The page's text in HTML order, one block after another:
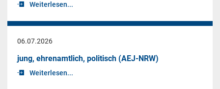
Weiterlesen...
06.07.2026
jung, ehrenamtlich, politisch (AEJ-NRW)
Weiterlesen...